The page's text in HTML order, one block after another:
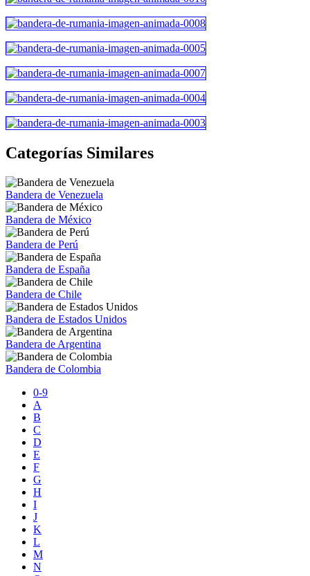
Categorías Similares
Bandera de Venezuela
Bandera de México
Bandera de Perú
Bandera de España
Bandera de Chile
Bandera de Estados Unidos
Bandera de Argentina
Bandera de Colombia
0-9
A
B
C
D
E
F
G
H
I
J
K
L
M
N